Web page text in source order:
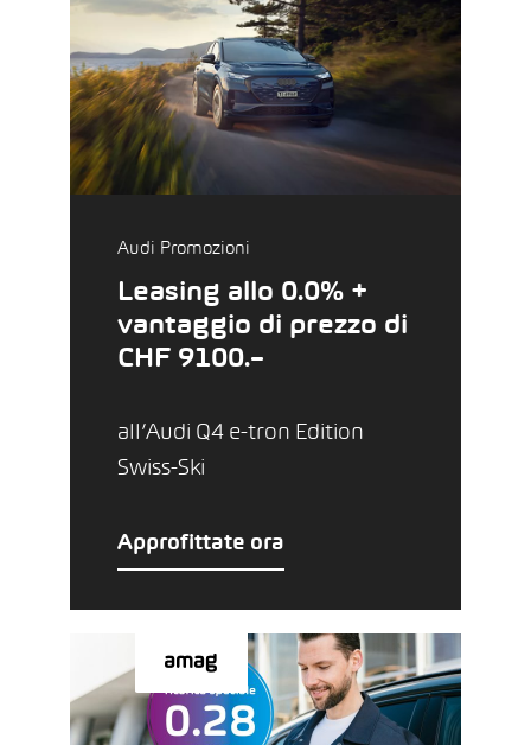
Audi Promozioni
Leasing allo 0.0% +
vantaggio di prezzo di
CHF 9100.–
all’Audi Q4 e-tron Edition
Swiss-Ski
Approfittate ora